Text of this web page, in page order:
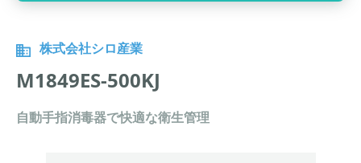
株式会社シロ産業
M1849ES-500KJ
自動手指消毒器で快適な衛生管理